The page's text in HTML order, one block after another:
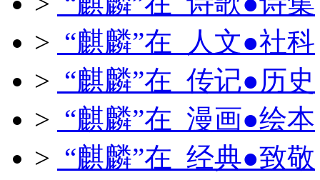
> “麒麟”在 人文●社科
> “麒麟”在 传记●历史
> “麒麟”在 漫画●绘本
> “麒麟”在 经典●致敬